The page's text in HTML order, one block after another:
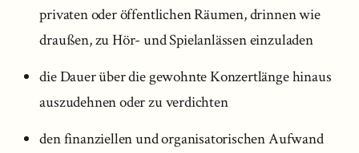
privaten oder öffentlichen Räumen, drinnen wie
draußen, zu Hör- und Spielanlässen einzuladen
die Dauer über die gewohnte Konzertlänge hinaus
auszudehnen oder zu verdichten
den finanziellen und organisatorischen Aufwand